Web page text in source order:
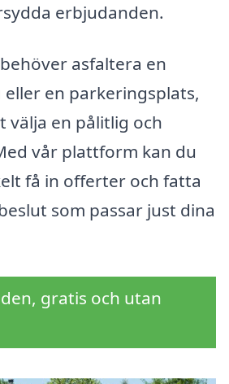
erbjudanden.
asfaltera en
en parkeringsplats,
välja en pålitlig och
vår plattform kan du
få in offerter och fatta
som passar just dina
gratis och utan